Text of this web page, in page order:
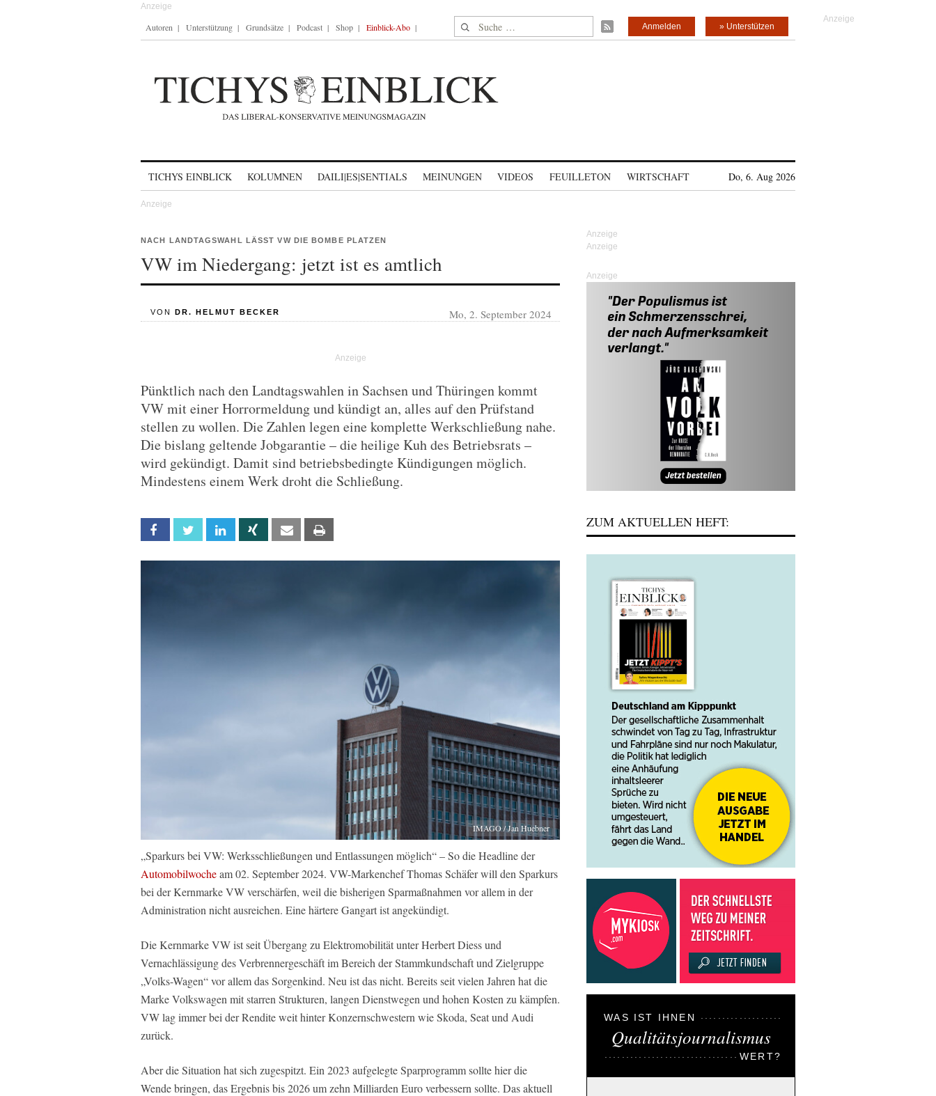
Autoren Unterstützung Grundsätze Podcast Shop Einblick-Abo Suche nach: » Unterstützen
Anmelden
TICHYS EINBLICK KOLUMNEN DAILI|ES|SENTIALS MEINUNGEN VIDEOS FEUILLETON WIRTSCHAFT Do, 6. Aug 2026
NACH LANDTAGSWAHL LÄSST VW DIE BOMBE PLATZEN
VW im Niedergang: jetzt ist es amtlich
VON DR. HELMUT BECKER Mo, 2. September 2024
Pünktlich nach den Landtagswahlen in Sachsen und Thüringen kommt
VW mit einer Horrormeldung und kündigt an, alles auf den Prüfstand
stellen zu wollen. Die Zahlen legen eine komplette Werkschließung nahe.
Die bislang geltende Jobgarantie – die heilige Kuh des Betriebsrats –
wird gekündigt. Damit sind betriebsbedingte Kündigungen möglich.
Mindestens einem Werk droht die Schließung.
Facebook Twitter Linkedin Xing Email
IMAGO / Jan Huebner
„Sparkurs bei VW: Werksschließungen und Entlassungen möglich“ – So die Headline der
Automobilwocheam 02. September 2024. VW-Markenchef Thomas Schäfer will den Sparkurs
bei der Kernmarke VW verschärfen, weil die bisherigen Sparmaßnahmen vor allem in der
Administration nicht ausreichen. Eine härtere Gangart ist angekündigt.
Die Kernmarke VW ist seit Übergang zu Elektromobilität unter Herbert Diess und
Vernachlässigung des Verbrennergeschäft im Bereich der Stammkundschaft und Zielgruppe
„Volks-Wagen“ vor allem das Sorgenkind. Neu ist das nicht. Bereits seit vielen Jahren hat die
Marke Volkswagen mit starren Strukturen, langen Dienstwegen und hohen Kosten zu kämpfen.
VW lag immer bei der Rendite weit hinter Konzernschwestern wie Skoda, Seat und Audi
zurück.
Aber die Situation hat sich zugespitzt. Ein 2023 aufgelegte Sparprogramm sollte hier die
Wende bringen, das Ergebnis bis 2026 um zehn Milliarden Euro verbessern sollte. Das aktuell
Anzeige
ZUM AKTUELLEN HEFT:
WAS IST IHNEN
Qualitätsjournalismus
WERT?